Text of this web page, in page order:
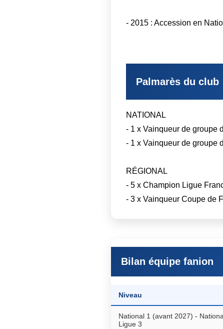
- 2015 : Accession en
Palmarès du club
NATIONAL
- 1 x Vainqueur de groupe
- 1 x Vainqueur de groupe
RÉGIONAL
- 5 x Champion Ligue
- 3 x Vainqueur Coupe de
Bilan équipe fanion
Niveau
National 1 (avant 2027) -
Ligue 3